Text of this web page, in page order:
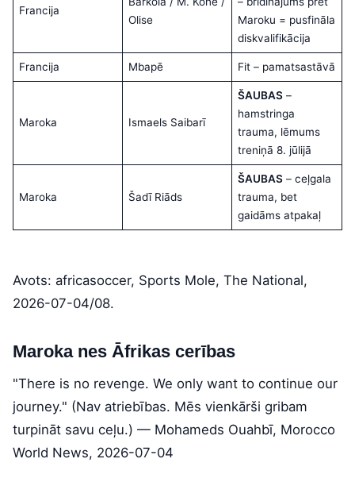
Francija
Olise
Maroku = pusfināla
diskvalifikācija
Francija Mbapē Fit – pamatsastāvā
Maroka Ismaels Saibarī
ŠAUBAS–
hamstringa
trauma, lēmums
treniņā 8. jūlijā
Maroka Šadī Riāds
ŠAUBAS– ceļgala
trauma, bet
gaidāms atpakaļ
Avots: africasoccer, Sports Mole, The National,
2026-07-04/08.
Maroka nes Āfrikas cerības
"There is no revenge. We only want to continue our
journey." (Nav atriebības. Mēs vienkārši gribam
turpināt savu ceļu.) — Mohameds Ouahbī, Morocco
World News, 2026-07-04